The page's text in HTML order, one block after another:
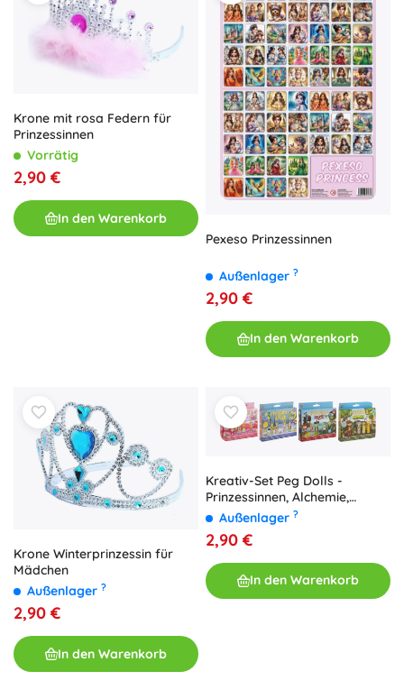
Krone mit rosa Federn für
Prinzessinnen
Vorrätig
2,90 €
In den Warenkorb
Pexeso Prinzessinnen
Außenlager ?
2,90 €
In den Warenkorb
Krone Winterprinzessin für
Mädchen
Außenlager ?
2,90 €
In den Warenkorb
Kreativ-Set Peg Dolls -
Prinzessinnen, Alchemie,
Piraten und Dschungel
Außenlager ?
2,90 €
In den Warenkorb